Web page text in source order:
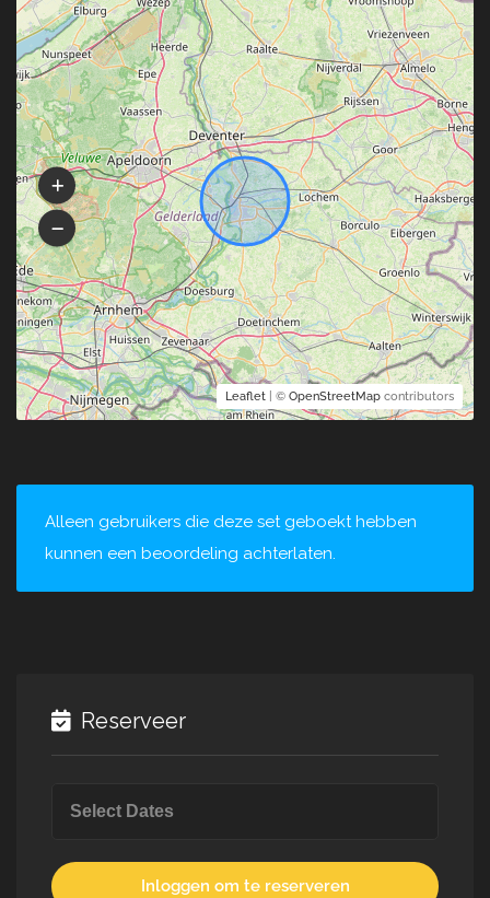
Leaflet | © OpenStreetMap contributors
Alleen gebruikers die deze set geboekt hebben
kunnen een beoordeling achterlaten.
Reserveer
Inloggen om te reserveren